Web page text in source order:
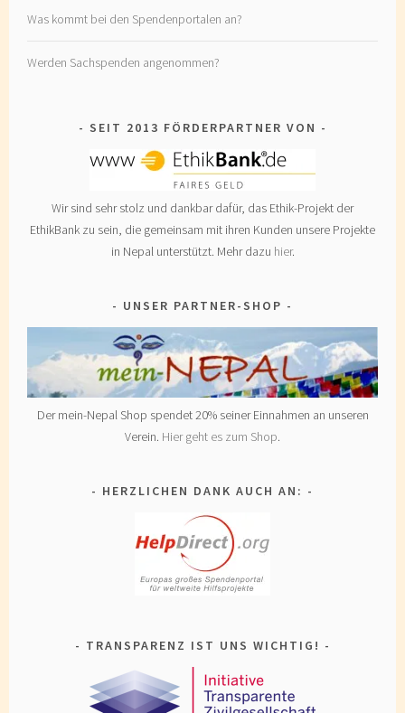
Was kommt bei den Spendenportalen an?
Werden Sachspenden angenommen?
SEIT 2013 FÖRDERPARTNER VON
Wir sind sehr stolz und dankbar dafür, das Ethik-Projekt der
EthikBank zu sein, die gemeinsam mit ihren Kunden unsere Projekte
in Nepal unterstützt. Mehr dazu hier.
UNSER PARTNER-SHOP
Der mein-Nepal Shop spendet 20% seiner Einnahmen an unseren
Verein. Hier geht es zum Shop.
HERZLICHEN DANK AUCH AN:
TRANSPARENZ IST UNS WICHTIG!